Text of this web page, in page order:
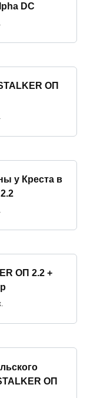
DC
ОП
у Креста в
ОП 2.2 +
ОП